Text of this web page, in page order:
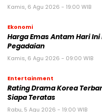
Kamis, 6 Agu 2026 - 19:00 WIB
Ekonomi
Harga Emas Antam Hari Ini
Pegadaian
Kamis, 6 Agu 2026 - 09:00 WIB
Entertainment
Rating Drama Korea
Siapa Teratas
Rabu, 5 Agu 2026 - 19:00 WIB